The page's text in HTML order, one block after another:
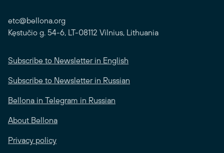
etc@bellona.org
Kęstučio g. 54-6, LT-08112 Vilnius, Lithuania
Subscribe to Newsletter in English
Subscribe to Newsletter in Russian
Bellona in Telegram in Russian
About Bellona
Privacy policy